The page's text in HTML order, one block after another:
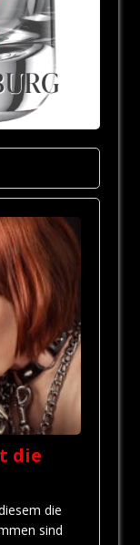
die
die
sind